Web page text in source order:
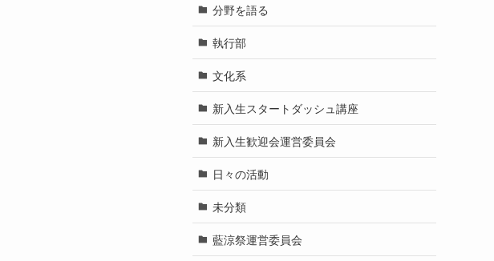
分野を語る
執行部
文化系
新入生スタートダッシュ講座
新入生歓迎会運営委員会
日々の活動
未分類
藍涼祭運営委員会